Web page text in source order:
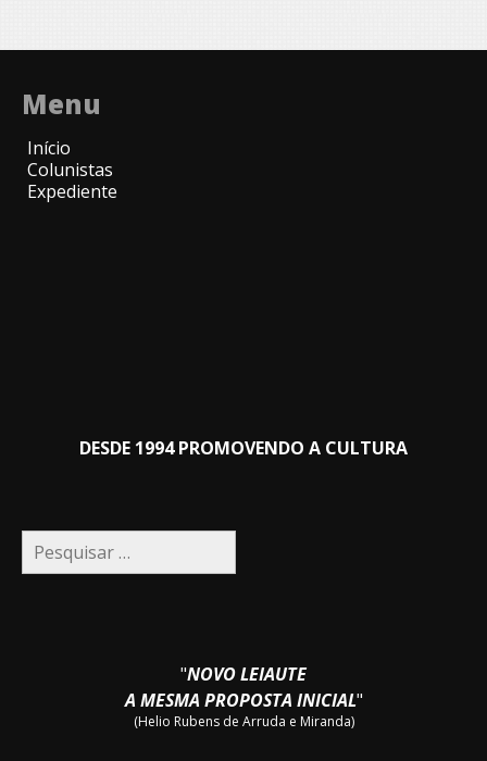
Menu
Início
Colunistas
Expediente
DESDE 1994 PROMOVENDO A CULTURA
Pesquisar
por:
"NOVO LEIAUTE
A MESMA PROPOSTA INICIAL"
(Helio Rubens de Arruda e Miranda)